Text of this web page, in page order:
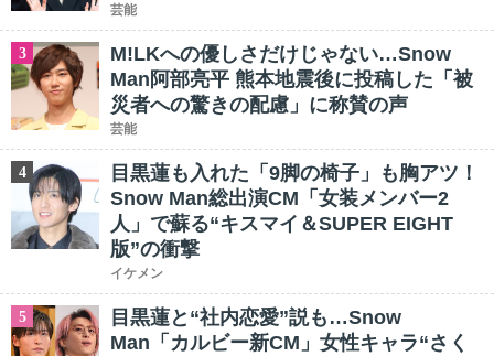
芸能
3
M!LKへの優しさだけじゃない…Snow
Man阿部亮平 熊本地震後に投稿した「被
災者への驚きの配慮」に称賛の声
芸能
4
目黒蓮も入れた「9脚の椅子」も胸アツ！
Snow Man総出演CM「女装メンバー2
人」で蘇る“キスマイ＆SUPER EIGHT
版”の衝撃
イケメン
5
目黒蓮と“社内恋愛”説も…Snow
Man「カルビー新CM」女性キャラ“さく